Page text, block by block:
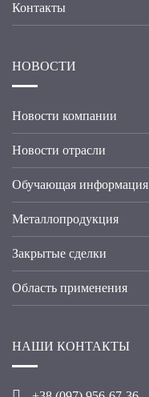
Контакты
НОВОСТИ
Новости компании
Новости отрасли
Обучающая информация
Металлопродукция
Закрытые сделки
Область применения
НАШИ КОНТАКТЫ